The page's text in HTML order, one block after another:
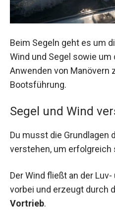
Beim Segeln geht es um
Wind und Segel sowie um
Anwenden von Manövern
Bootsführung.
Segel und Wind
Du musst die Grundlagen
verstehen, um erfolgreich
Der Wind fließt an der
vorbei und erzeugt durch
Vortrieb.